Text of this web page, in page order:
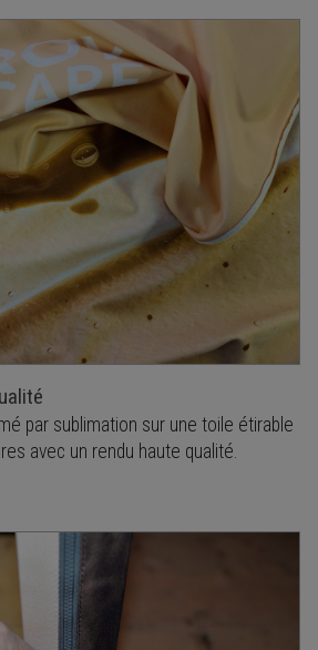
par sublimation sur une toile étirable
avec un rendu haute qualité.